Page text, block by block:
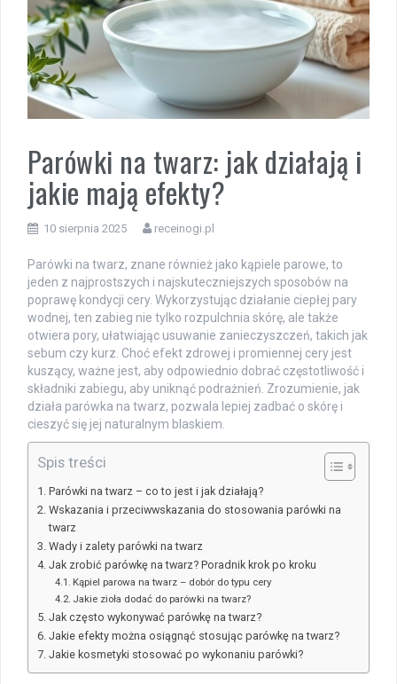
Parówki na twarz: jak działają i
jakie mają efekty?
10 sierpnia 2025 receinogi.pl
Parówki na twarz, znane również jako kąpiele parowe, to
jeden z najprostszych i najskuteczniejszych sposobów na
poprawę kondycji cery. Wykorzystując działanie ciepłej pary
wodnej, ten zabieg nie tylko rozpulchnia skórę, ale także
otwiera pory, ułatwiając usuwanie zanieczyszczeń, takich jak
sebum czy kurz. Choć efekt zdrowej i promiennej cery jest
kuszący, ważne jest, aby odpowiednio dobrać częstotliwość i
składniki zabiegu, aby uniknąć podrażnień. Zrozumienie, jak
działa parówka na twarz, pozwala lepiej zadbać o skórę i
cieszyć się jej naturalnym blaskiem.
Spis treści
Parówki na twarz – co to jest i jak działają?
Wskazania i przeciwwskazania do stosowania parówki na
twarz
Wady i zalety parówki na twarz
Jak zrobić parówkę na twarz? Poradnik krok po kroku
Kąpiel parowa na twarz – dobór do typu cery
Jakie zioła dodać do parówki na twarz?
Jak często wykonywać parówkę na twarz?
Jakie efekty można osiągnąć stosując parówkę na twarz?
Jakie kosmetyki stosować po wykonaniu parówki?